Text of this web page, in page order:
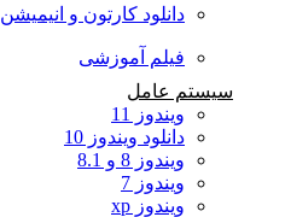
دانلود کارتون و انیمیشن
فیلم آموزشی
سیستم عامل
ویندوز 11
دانلود ویندوز 10
ویندوز 8 و 8.1
ویندوز 7
ویندوز xp